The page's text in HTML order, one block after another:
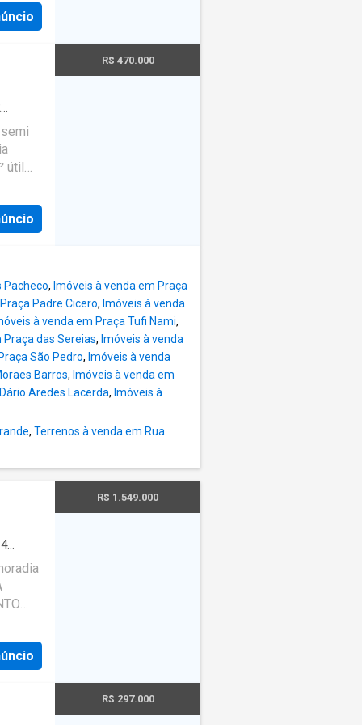
útil
R$ 470.000
Pacheco, Imóveis à venda em Praça
Padre Cicero, Imóveis à venda
à venda em Praça Tufi Nami,
Praça das Sereias, Imóveis à venda
São Pedro, Imóveis à venda
Barros, Imóveis à venda em
Aredes Lacerda, Imóveis à
, Terrenos à venda em Rua
4
Sala de
-
R$ 1.549.000
R$ 297.000